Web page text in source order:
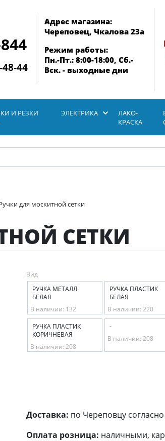
48-44
Адрес магазина:
Череповец, Чкалова 23а
Режим работы:
Пн.-Пт.: 8:00-18:00, Сб.-
Вск. - выходные дни
И РЕЗКИ
ЭЛЕКТРИКА
ЛАКО-
КРАСКА
для москитной сетки
СЕТКИ
Вид
РУЧКА МЕТАЛЛ
БЕЛАЯ
В наличии: 132
РУЧКА ПЛАСТИК
БЕЛАЯ
В наличии: 220
РУЧКА ПЛАСТИК
КОРИЧНЕВАЯ
В наличии: 208
-
В наличии: 208
Доставка: по Череповцу
Оплата розница: наличными,